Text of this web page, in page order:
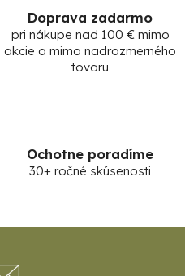
Doprava zadarmo
pri nákupe nad 100 € mimo
akcie a mimo nadrozmerného
tovaru
Ochotne poradíme
30+ ročné skúsenosti